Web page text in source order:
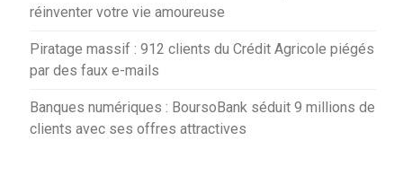
réinventer votre vie amoureuse
Piratage massif : 912 clients du Crédit Agricole piégés
par des faux e-mails
Banques numériques : BoursoBank séduit 9 millions de
clients avec ses offres attractives